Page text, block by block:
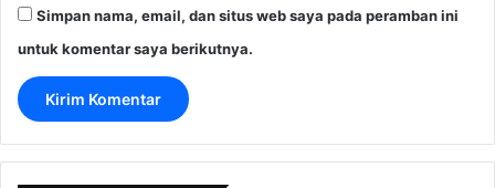
Simpan nama, email, dan situs web saya pada peramban ini
untuk komentar saya berikutnya.